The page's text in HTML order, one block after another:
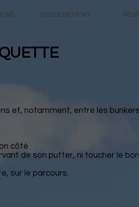
ENSEIGNEMENT
et, notamment, entre les
côté
de son putter, ni toucher le
sur le parcours.